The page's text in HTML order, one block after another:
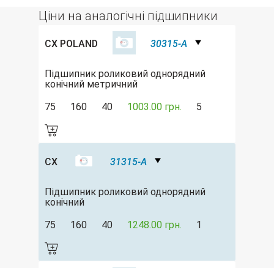
Ціни на аналогічні підшипники
CX POLAND 30315-A
Підшипник роликовий однорядний
конічний метричний
75
160 40 1003.00 грн. 5
CX 31315-A
Підшипник роликовий однорядний
конічний
75
160 40 1248.00 грн. 1